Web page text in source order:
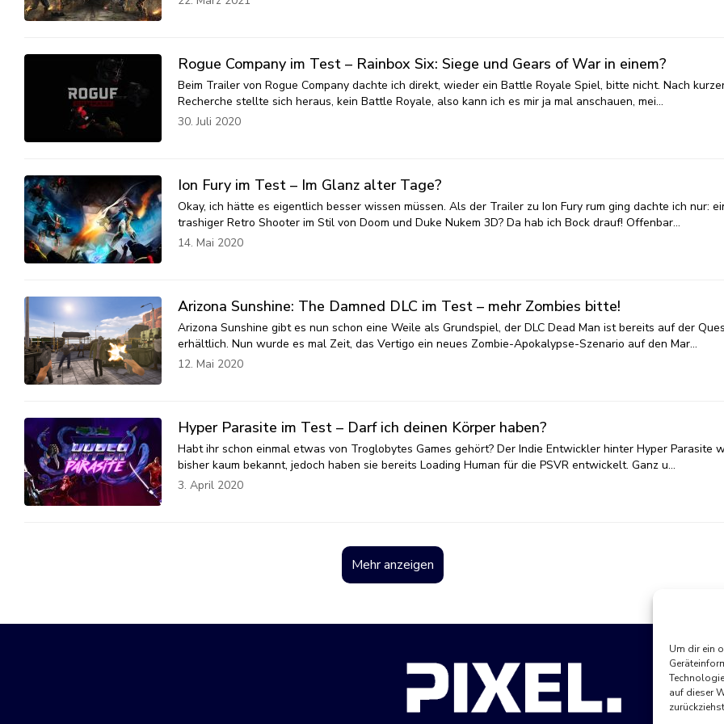
Um dir ein
auf dieser
Rogue Company im Test – Rainbox Six: Siege und Gears of War in einem?
Beim Trailer von Rogue Company dachte ich direkt, wieder ein Battle Royale Spiel, bitte nicht. Nach
Recherche stellte sich heraus, kein Battle Royale, also kann ich es mir ja mal anschauen, mei…
30. Juli 2020
Ion Fury im Test – Im Glanz alter Tage?
Okay, ich hätte es eigentlich besser wissen müssen. Als der Trailer zu Ion Fury rum ging dachte ich nur:
trashiger Retro Shooter im Stil von Doom und Duke Nukem 3D? Da hab ich Bock drauf! Offenbar…
14. Mai 2020
Arizona Sunshine: The Damned DLC im Test – mehr Zombies bitte!
Arizona Sunshine gibt es nun schon eine Weile als Grundspiel, der DLC Dead Man ist bereits auf der
erhältlich. Nun wurde es mal Zeit, das Vertigo ein neues Zombie-Apokalypse-Szenario auf den Mar…
12. Mai 2020
Hyper Parasite im Test – Darf ich deinen Körper haben?
Habt ihr schon einmal etwas von Troglobytes Games gehört? Der Indie Entwickler hinter Hyper Parasite
bisher kaum bekannt, jedoch haben sie bereits Loading Human für die PSVR entwickelt. Ganz u…
3. April 2020
Mehr anzeigen